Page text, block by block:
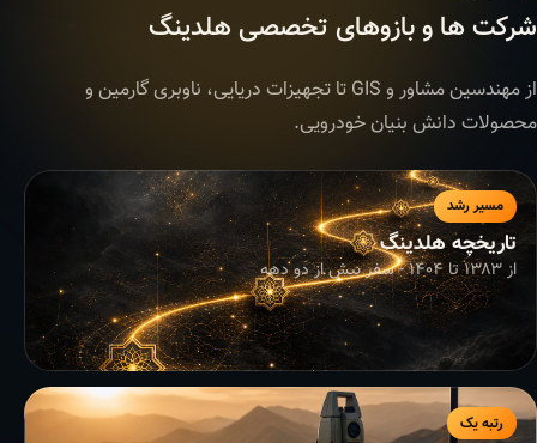
شرکت ها و بازوهای تخصصی هلدینگ
از مهندسین مشاور و GIS تا تجهیزات دریایی، ناوبری گارمین و
محصولات دانش بنیان خودرویی.
مسیر رشد
تاریخچه هلدینگ
از ۱۳۸۳ تا ۱۴۰۴ - سفر بیش از دو دهه
رتبه یک